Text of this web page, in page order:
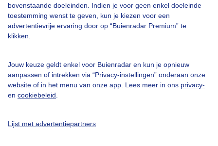
bovenstaande doeleinden. Indien je voor geen enkel doeleinde
toestemming wenst te geven, kun je kiezen voor een
advertentievrije ervaring door op “Buienradar Premium” te
klikken.
Jouw keuze geldt enkel voor Buienradar en kun je opnieuw
aanpassen of intrekken via “Privacy-instellingen” onderaan onze
website of in het menu van onze app. Lees meer in ons privacy-
en cookiebeleid
Lijst met advertentiepartners
Toegankelijkheid
Gebruikersvoorwaarden
Adverteren
Privacy beleid
Cookie beleid